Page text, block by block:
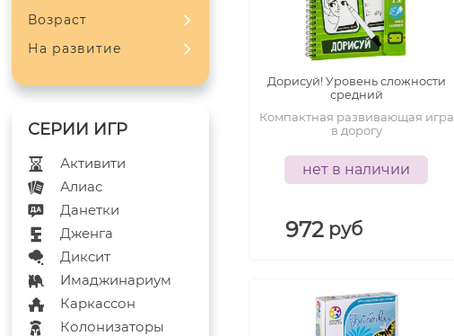
Возраст
На развитие
Активити
Алиас
Данетки
Дженга
Диксит
Имаджинариум
Каркассон
Колонизаторы
Дорисуй! Уровень сложности
средний
Компактная развивающая игра
в дорогу
нет в наличии
972 руб